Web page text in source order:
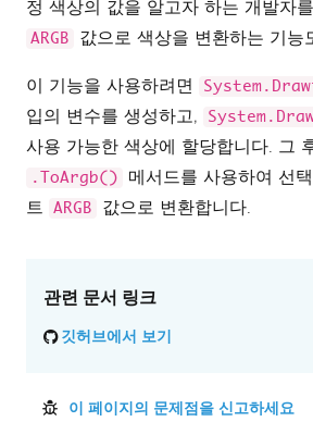
정 색상의 값을 알고자 하는 개발자
ARGB 값으로 색상을 변환하는 기능
이 기능을 사용하려면
입의 변수를 생성하고,
사용 가능한 색상에 할당합니다. 그
.ToArgb()
메서드를 사용하여 선
트
ARGB 값으로 변환합니다.
관련 문서 링크
깃허브에서 보기
이 페이지의 문제점을 신고하세요